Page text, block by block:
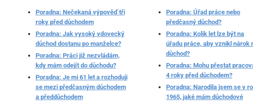
Poradna: Nečekaná výpověď tři
roky před důchodem
Poradna: Jak vysoký vdovecký
důchod dostanu po manželce?
Poradna: Práci již nezvládám,
kdy mám odejít do důchodu?
Poradna: Je mi 61 let a rozhoduji
se mezi předčasným důchodem
a předdůchodem
Poradna: Úřad práce nebo
předčasný důchod?
Poradna: Kolik let lze být na
úřadu práce, aby vznikl nárok
důchod?
Poradna: Mohu přestat
4 roky před důchodem?
Poradna: Narodila jsem se v
1965, jaké mám důchodové